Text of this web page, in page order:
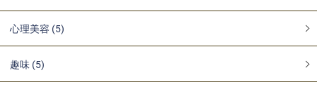
心理美容 (5)
趣味 (5)